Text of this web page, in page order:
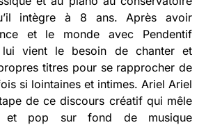
intègre à 8 ans. Après avoir
et le monde avec Pendentif
vient le besoin de chanter et
titres pour se rapprocher de
si lointaines et intimes. Ariel Ariel
de ce discours créatif qui mêle
et pop sur fond de musique